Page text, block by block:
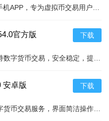
官方版 下载
安卓版 下载